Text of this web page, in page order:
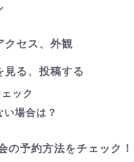
クセス、外観
見る、投稿する
ック
い場合は？
の予約方法をチェック！